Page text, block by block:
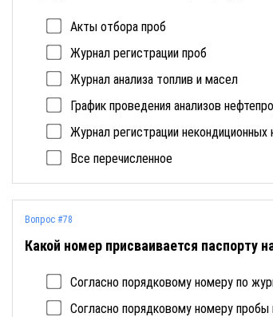
Акты отбора проб
Журнал регистрации проб
Журнал анализа топлив и масел
График проведения анализов
Журнал регистрации некондиционных
Все перечисленное
Вопрос #78
Какой номер присваивается паспорту
Согласно порядковому номеру по
Согласно порядковому номеру пробы